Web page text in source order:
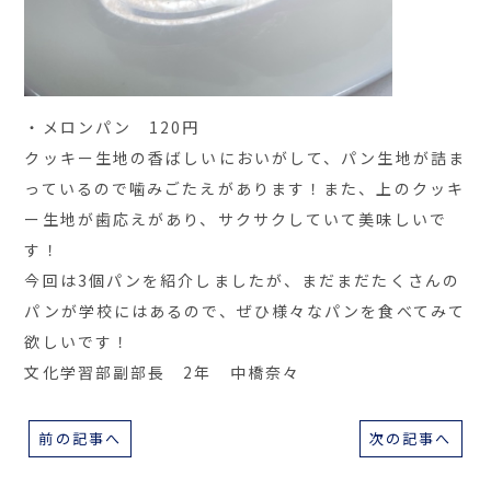
・メロンパン 120円
クッキー生地の香ばしいにおいがして、パン生地が詰ま
っているので噛みごたえがあります！また、上のクッキ
ー生地が歯応えがあり、サクサクしていて美味しいで
す！
今回は3個パンを紹介しましたが、まだまだたくさんの
パンが学校にはあるので、ぜひ様々なパンを食べてみて
欲しいです！
文化学習部副部長 2年 中橋奈々
前の記事へ 次の記事へ